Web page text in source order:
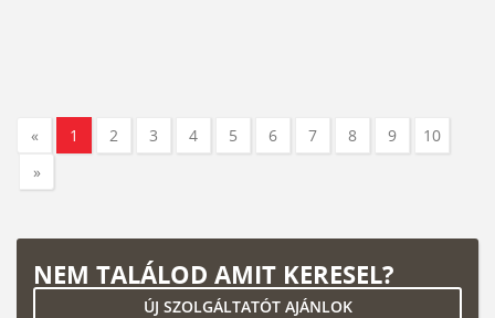
« 1 2 3 4 5 6 7 8 9
10
»
NEM TALÁLOD AMIT KERESEL?
ÚJ SZOLGÁLTATÓT AJÁNLOK